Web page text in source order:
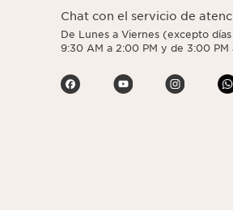
Chat con el servicio de
De Lunes a Viernes (excepto
9:30 AM a 2:00 PM y de 3:00 PM